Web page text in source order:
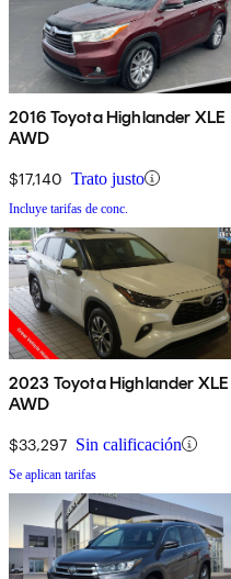
2016 Toyota Highlander XLE
AWD
$17,140 Trato justo
Incluye tarifas de conc.
2023 Toyota Highlander XLE
AWD
$33,297 Sin calificación
Se aplican tarifas